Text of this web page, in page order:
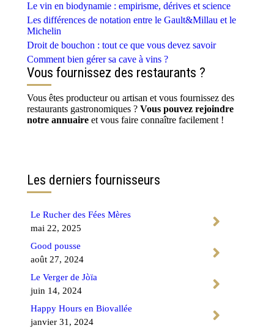
Le vin en biodynamie : empirisme, dérives et science
Les différences de notation entre le Gault&Millau et le
Michelin
Droit de bouchon : tout ce que vous devez savoir
Comment bien gérer sa cave à vins ?
Vous fournissez des restaurants ?
Vous êtes producteur ou artisan et vous fournissez des
restaurants gastronomiques ? Vous pouvez rejoindre
notre annuaire et vous faire connaître facilement !
Les derniers fournisseurs
Le Rucher des Fées Mères
mai 22, 2025
Good pousse
août 27, 2024
Le Verger de Jòïa
juin 14, 2024
Happy Hours en Biovallée
janvier 31, 2024